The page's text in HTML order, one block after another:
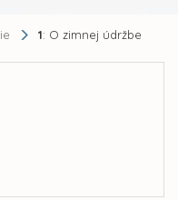
1: O zimnej údržbe